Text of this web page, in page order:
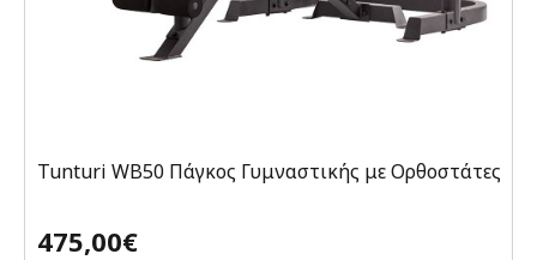
Tunturi WB50 Πάγκος Γυμναστικής με Ορθοστάτες
475,00€